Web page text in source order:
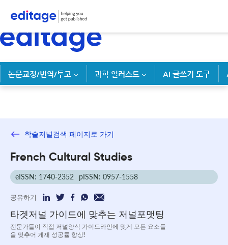
논문교정/번역/투고 과학 일러스트 AI 글쓰기 도구
학술저널검색 페이지로 가기
French Cultural Studies
eISSN: 1740-2352 pISSN: 0957-1558
공유하기
타겟저널 가이드에 맞추는 저널포맷팅
전문가들이 직접 저널양식 가이드라인에 맞게 모든 요소들
을 맞추어 게재 성공률 향상!